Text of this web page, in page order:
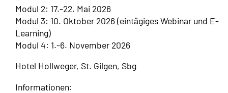
Modul 2: 17.-22. Mai 2026
Modul 3: 10. Oktober 2026 (eintägiges Webinar und E-
Learning)
Modul 4: 1.-6. November 2026
Hotel Hollweger, St. Gilgen, Sbg
Informationen: